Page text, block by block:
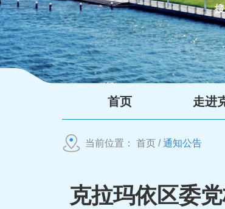
首页 走进
当前位置： 首页 /通知公告
克拉玛依区委